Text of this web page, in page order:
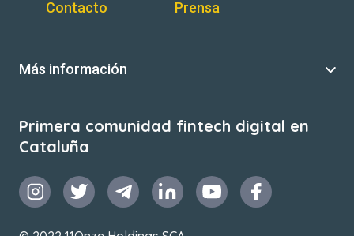
Contacto Prensa
Más información
Primera comunidad fintech digital en
Cataluña